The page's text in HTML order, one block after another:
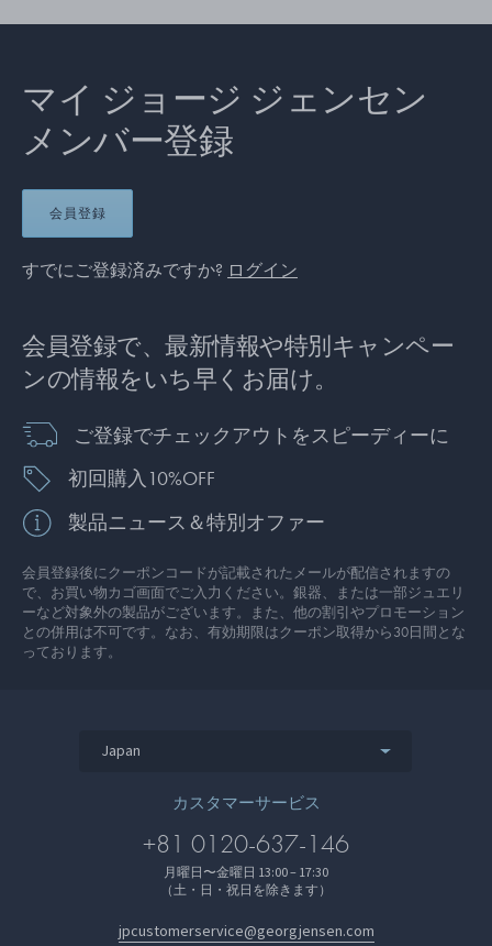
マイ ジョージ ジェンセン
メンバー登録
会員登録
すでにご登録済みですか? ログイン
会員登録で、最新情報や特別キャンペー
ンの情報をいち早くお届け。
ご登録でチェックアウトをスピーディーに
初回購入10%OFF
製品ニュース＆特別オファー
会員登録後にクーポンコードが記載されたメールが配信されますの
で、お買い物カゴ画面でご入力ください。銀器、または一部ジュエリ
ーなど対象外の製品がございます。また、他の割引やプロモーション
との併用は不可です。なお、有効期限はクーポン取得から30日間とな
っております。
Japan
カスタマーサービス
+81 0120-637-146
月曜日〜金曜日 13:00 – 17:30
（土・日・祝日を除きます）
jpcustomerservice@georgjensen.com